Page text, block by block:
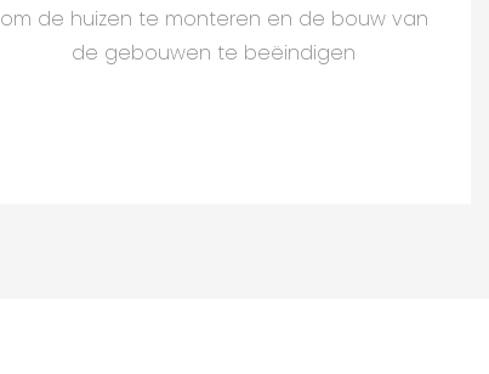
om de huizen te monteren en de bouw van
de gebouwen te beëindigen